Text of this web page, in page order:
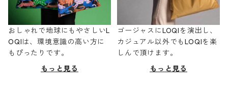
おしゃれで地球にもやさしいL
OQIは、環境意識の高い方に
もぴったりです。
もっと見る
ゴージャスにLOQIを演出し、
カジュアル以外でもLOQIを楽
しんで頂けます。
もっと見る